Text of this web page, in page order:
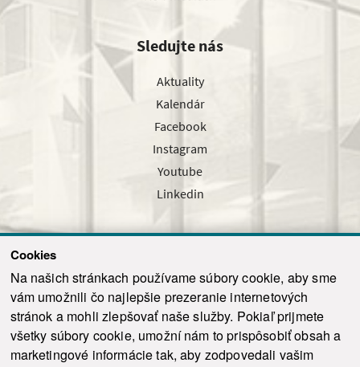
Cookies
Na našich stránkach používame súbory cookie, aby sme
vám umožnili čo najlepšie prezeranie internetových
stránok a mohli zlepšovať naše služby. Pokiaľ prijmete
všetky súbory cookie, umožní nám to prispôsobiť obsah a
marketingové informácie tak, aby zodpovedali vašim
Sledujte nás
Aktuality
Kalendár
Facebook
Instagram
Youtube
Linkedin
Odoslať